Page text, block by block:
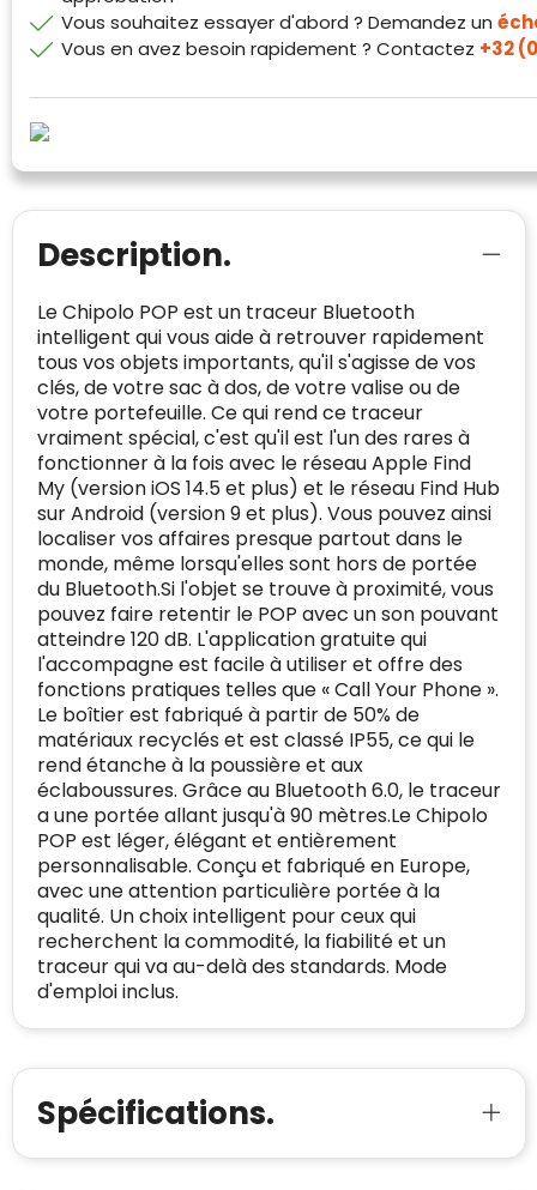
Vous souhaitez essayer d'abord ? Demandez un
Vous en avez besoin rapidement ? Contactez +32
Description.
Le Chipolo POP est un traceur Bluetooth
intelligent qui vous aide à retrouver rapidement
tous vos objets importants, qu'il s'agisse de vos
clés, de votre sac à dos, de votre valise ou de
votre portefeuille. Ce qui rend ce traceur
vraiment spécial, c'est qu'il est l'un des rares à
fonctionner à la fois avec le réseau Apple Find
My (version iOS 14.5 et plus) et le réseau Find Hub
sur Android (version 9 et plus). Vous pouvez ainsi
localiser vos affaires presque partout dans le
monde, même lorsqu'elles sont hors de portée
du Bluetooth.Si l'objet se trouve à proximité, vous
pouvez faire retentir le POP avec un son pouvant
atteindre 120 dB. L'application gratuite qui
l'accompagne est facile à utiliser et offre des
fonctions pratiques telles que « Call Your Phone ».
Le boîtier est fabriqué à partir de 50% de
matériaux recyclés et est classé IP55, ce qui le
rend étanche à la poussière et aux
éclaboussures. Grâce au Bluetooth 6.0, le traceur
a une portée allant jusqu'à 90 mètres.Le Chipolo
POP est léger, élégant et entièrement
personnalisable. Conçu et fabriqué en Europe,
avec une attention particulière portée à la
qualité. Un choix intelligent pour ceux qui
recherchent la commodité, la fiabilité et un
traceur qui va au-delà des standards. Mode
d'emploi inclus.
Spécifications.
Klantenbeoordelingen laten zien hoe een
website in het algemeen aan de behoeften
websitebezoekers toegang te geven tot
Alleen beoordelingen die voldoen aan de
bewezen is dat ze spamvrij zijn worden door
de verschillende platforms geaccepteerd en
meegeteld in de scores.
Trustindex meet voortdurend de
klanttevredenheid op basis van
beoordelingen. Minder dan 1% van de
ondervraagde klanten meldde een
Trustindex heeft de contactgegevens van de
website en de bedrijfsgegevens
onafhankelijk geverifieerd.
CONTACTGEGEVENS
Telefoonnummer:+32 479 88 00 36 Geverifieerd
E-
mailadres:
mia@linkkado.be Geverifieerd
BEDRIJFSGEGEVENS
Bedrijfsnaam: Linkkado
Domein : linkkado.be
Oprichting van de
onderneming:
2026
Aantal werknemers: 1-10
Trustindex-certificaat
starten:
2026-04-22
Trustindex controleert websites voortdurend
op veiligheidsproblemen.
Safe Browsing:geen probleem
gedetecteerd
Blacklist Geen site op de zwarte lijst
Geldig SSL-certificaat
Spam E-mail is spamvrij
Websites die consequent een hoog niveau
van klanttevredenheid handhaven en
voldoen aan een hoog niveau van
veiligheidsprotocol, kunnen Trustindex-
certificaat verkrijgen. Zoekt u bij het winkelen
naar de certificaten van Trustindex en koopt u
met vertrouwen!
Meer informatie»
Voor bedrijven
Bouwt u vertrouwen op en verhoogt u uw
verkoop met de Trustindex-certificaat.
Meer informatie»